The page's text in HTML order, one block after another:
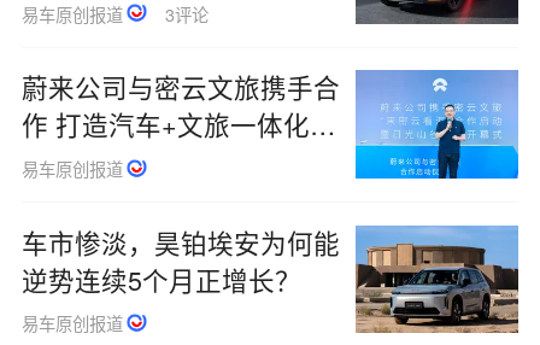
易车原创报道 3评论
蔚来公司与密云文旅携手合
作 打造汽车+文旅一体化出
行新体验
易车原创报道
车市惨淡，昊铂埃安为何能
逆势连续5个月正增长？
易车原创报道